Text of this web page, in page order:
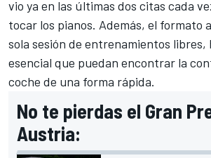
vio ya en las últimas dos citas cada
tocar los pianos. Además, el formato
sola sesión de entrenamientos libres,
esencial que puedan encontrar la
coche de una forma rápida.
No te pierdas el Gran
Austria: